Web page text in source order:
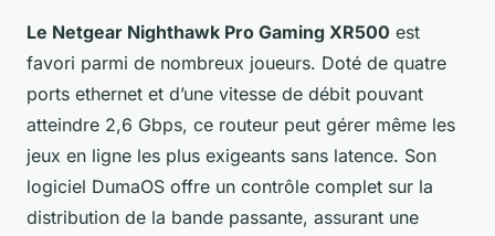
Le Netgear Nighthawk Pro Gaming XR500 est
favori parmi de nombreux joueurs. Doté de quatre
ports ethernet et d’une vitesse de débit pouvant
atteindre 2,6 Gbps, ce routeur peut gérer même les
jeux en ligne les plus exigeants sans latence. Son
logiciel DumaOS offre un contrôle complet sur la
distribution de la bande passante, assurant une